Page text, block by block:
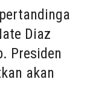
Diaz
Presiden
akan